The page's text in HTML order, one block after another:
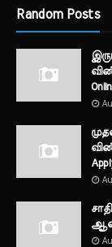
Random Posts